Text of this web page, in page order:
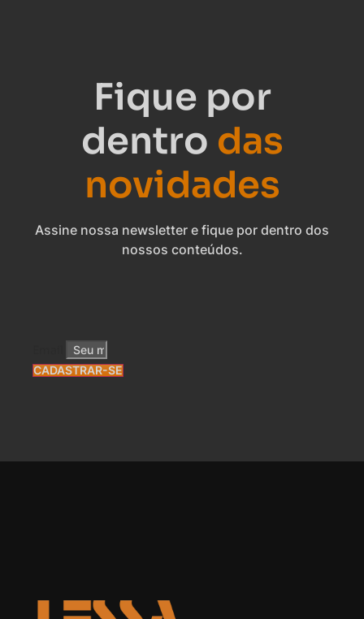
Fique por
dentro das
novidades
Assine nossa newsletter e fique por dentro dos
nossos conteúdos.
CADASTRAR-SE